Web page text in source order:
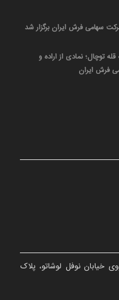
سهامی فرش ایران برگزار شد
توچال؛ نمادی از اراده و
فرش ایران
خیابان نوفل لوشاتو، پلاک